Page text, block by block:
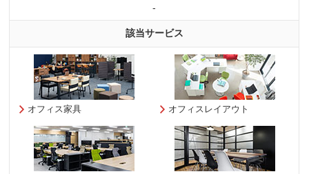
-
該当サービス
オフィス家具 オフィスレイアウト